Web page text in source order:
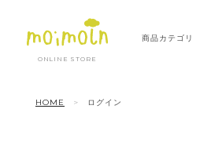
ONLINE STORE
商品カテゴリ
HOME ログイン